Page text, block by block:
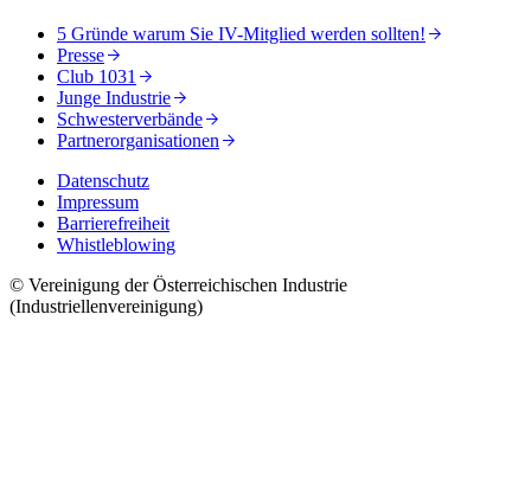
5 Gründe warum Sie IV-Mitglied werden sollten!
Presse
Club 1031
Junge Industrie
Schwesterverbände
Partnerorganisationen
Datenschutz
Impressum
Barrierefreiheit
Whistleblowing
© Vereinigung der Österreichischen Industrie
(Industriellenvereinigung)